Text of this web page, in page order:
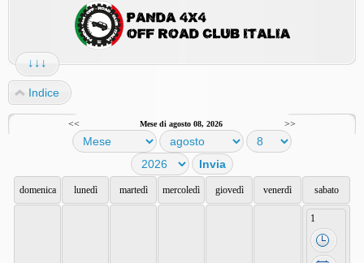
↓↓↓
Indice
<< Mese di agosto 08, 2026 >>
domenica lunedì martedì mercoledì giovedì venerdì sabato
1